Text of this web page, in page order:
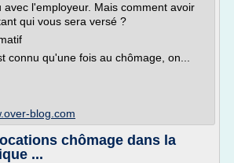
avec l'employeur. Mais comment avoir
qui vous sera versé ?
connu qu'une fois au chômage, on...
blog.com
chômage dans la
...